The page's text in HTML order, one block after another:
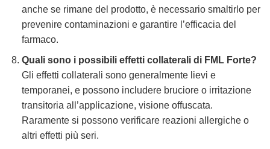
anche se rimane del prodotto, è necessario smaltirlo per
prevenire contaminazioni e garantire l’efficacia del
farmaco.
Quali sono i possibili effetti collaterali di FML Forte?
Gli effetti collaterali sono generalmente lievi e
temporanei, e possono includere bruciore o irritazione
transitoria all’applicazione, visione offuscata.
Raramente si possono verificare reazioni allergiche o
altri effetti più seri.